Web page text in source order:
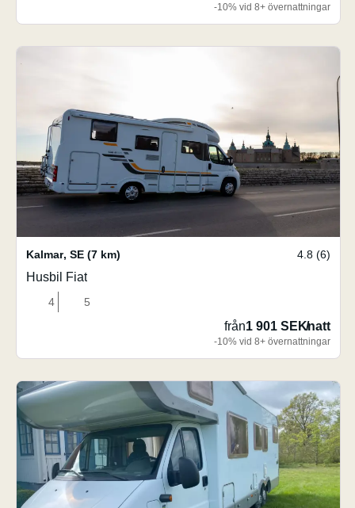
-10% vid 8+ övernattningar
Kalmar, SE (7 km) 4.8 (6)
Husbil Fiat
4 5
från1 901 SEK/natt
-10% vid 8+ övernattningar